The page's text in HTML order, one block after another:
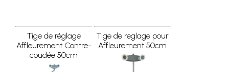
Tige de réglage
Affleurement Contre-
coudée 50cm
Tige de reglage pour
Affleurement 50cm